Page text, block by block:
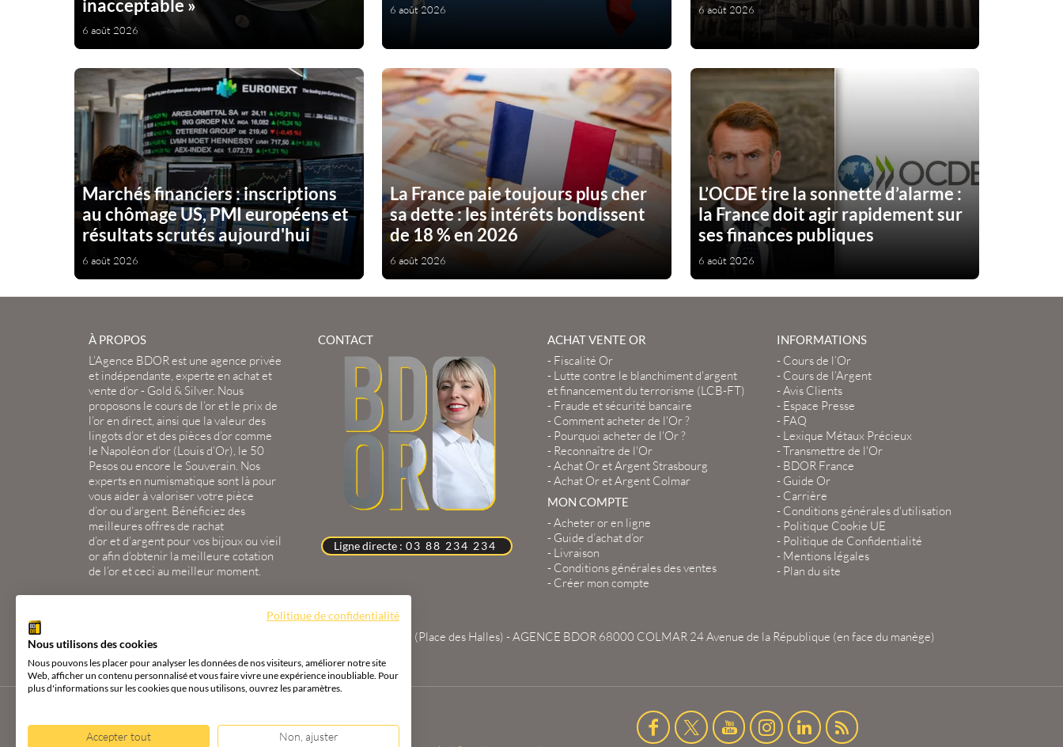
inacceptable »
6 août 2026
6 août 2026 6 août 2026
Marchés financiers : inscriptions
au chômage US, PMI européens et
résultats scrutés aujourd'hui
6 août 2026
La France paie toujours plus cher
sa dette : les intérêts bondissent
de 18 % en 2026
6 août 2026
L’OCDE tire la sonnette d’alarme :
la France doit agir rapidement sur
ses finances publiques
6 août 2026
À PROPOS
L’Agence BDORest une agence privée
et indépendante, experte en achat et
vente d’or- Gold & Silver. Nous
proposons le cours de l’oret le prix de
l’or en direct, ainsi que lavaleur des
lingots d’oret des pièces d’orcomme
le Napoléon d’or (Louis d’Or), le 50
Pesosou encore le Souverain. Nos
experts en numismatique sont là pour
vous aider à valoriser votre pièce
d’orou d’argent. Bénéficiez des
meilleures offres de rachat
d’oretd’argent pour vos bijouxou vieil
or afin d’obtenir la meilleure cotation
de l’oret ceci au meilleur moment.
CONTACT
Ligne directe : 03 88 234 234
ACHAT VENTE OR
- Fiscalité Or
- Lutte contre le blanchiment d'argent
et financement du terrorisme (LCB-FT)
- Fraude et sécurité bancaire
- Comment acheter de l'Or ?
- Pourquoi acheter de l'Or ?
- Reconnaître de l'Or
-Achat Or et Argent Strasbourg
-Achat Or et Argent Colmar
MON COMPTE
-Acheter or en ligne
- Guide d’achat d’or
- Livraison
- Conditions générales des ventes
- Créer mon compte
INFORMATIONS
- Cours de l’Or
- Cours de l’Argent
-Avis Clients
- Espace Presse
- FAQ
- Lexique Métaux Précieux
-Transmettre de l'Or
- BDOR France
- Guide Or
- Carrière
- Conditions générales d'utilisation
- Politique Cookie UE
- Politique de Confidentialité
- Mentions légales
- Plan du site
2 Rue du Travail (Place des Halles) -AGENCE BDOR 68000 COLMAR 24 Avenue de la République (en face du manège)
Politique de confidentialité
Nous utilisons des cookies
Nous pouvons les placer pour analyser les données de nos visiteurs, améliorer notre site
Web, afficher un contenu personnalisé et vous faire vivre une expérience inoubliable. Pour
plus d'informations sur les cookies que nous utilisons, ouvrez les paramètres.
Accepter tout Non, ajuster